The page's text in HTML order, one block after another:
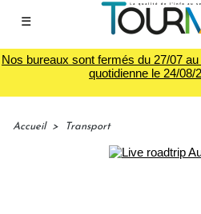
☰
Nos bureaux sont fermés du 27/07
quotidienne le 24/08/
Accueil > Transport